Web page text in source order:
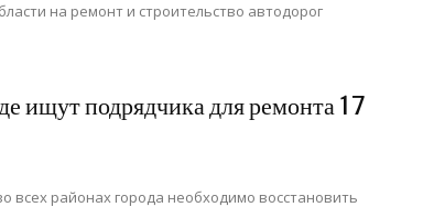
на ремонт и строительство автодорог
ищут подрядчика для ремонта 17
всех районах города необходимо восстановить